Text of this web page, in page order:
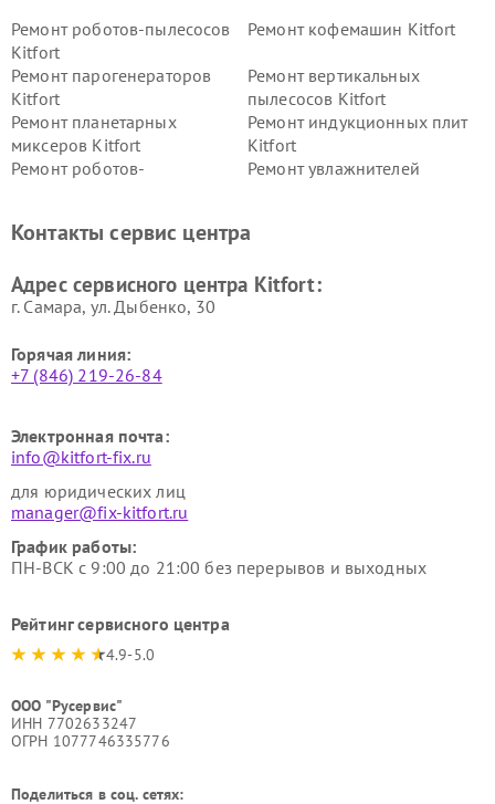
Ремонт роботов-пылесосов
Kitfort
Ремонт кофемашин Kitfort
Ремонт парогенераторов
Kitfort
Ремонт вертикальных
пылесосов Kitfort
Ремонт планетарных
миксеров Kitfort
Ремонт индукционных плит
Kitfort
Ремонт роботов-
Ремонт увлажнителей
Kitfort
Kitfort
Kitfort
Kitfort
Контакты сервис центра
Адрес сервисного центра Kitfort:
г. Самара, ул. Дыбенко, 30
Горячая линия:
+7 (846) 219-26-84
Электронная почта:
info@kitfort-fix.ru
для юридических лиц
manager@fix-kitfort.ru
График работы:
ПН-ВСК с 9:00 до 21:00 без перерывов и выходных
Рейтинг сервисного центра
4.9-5.0
ООО "Русервис"
ИНН 7702633247
ОГРН 1077746335776
Поделиться в соц. сетях: